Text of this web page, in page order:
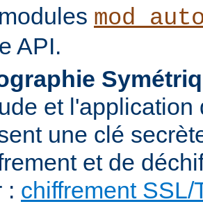
API.
et
une clé
et de
: chiffrement SSL/